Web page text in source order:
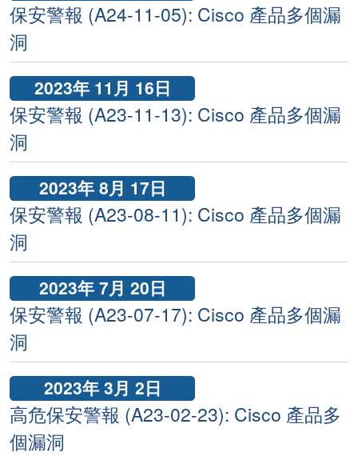
保安警報 (A24-11-05): Cisco 產品多個漏
洞
2023年 11月 16日
保安警報 (A23-11-13): Cisco 產品多個漏
洞
2023年 8月 17日
保安警報 (A23-08-11): Cisco 產品多個漏
洞
2023年 7月 20日
保安警報 (A23-07-17): Cisco 產品多個漏
洞
2023年 3月 2日
高危保安警報 (A23-02-23): Cisco 產品多
個漏洞